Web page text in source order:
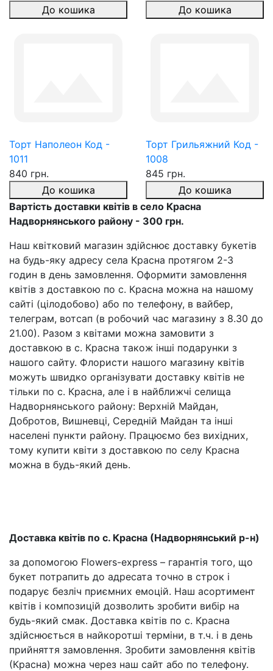
До кошика
До кошика
Торт Наполеон Код -
1011
840 грн.
До кошика
Торт Грильяжний Код -
1008
845 грн.
До кошика
Вартість доставки квітів в село Красна
Надворнянського району - 300 грн.
Наш квітковий магазин здійснює доставку букетів
на будь-яку адресу села Красна протягом 2-3
годин в день замовлення. Оформити замовлення
квітів з доставкою по с. Красна можна на нашому
сайті (цілодобово) або по телефону, в вайбер,
телеграм, вотсап (в робочий час магазину з 8.30 до
21.00). Разом з квітами можна замовити з
доставкою в с. Красна також інші подарунки з
нашого сайту. Флористи нашого магазину квітів
можуть швидко організувати доставку квітів не
тільки по с. Красна, але і в найближчі селища
Надворнянського району: Верхній Майдан,
Добротов, Вишневці, Середній Майдан та інші
населені пункти району. Працюємо без вихідних,
тому купити квіти з доставкою по селу Красна
можна в будь-який день.
Доставка квітів по с. Красна (Надворнянський р-н)
за допомогою Flowers-express – гарантія того, що
букет потрапить до адресата точно в строк і
подарує безліч приємних емоцій. Наш асортимент
квітів і композицій дозволить зробити вибір на
будь-який смак. Доставка квітів по с. Красна
здійснюється в найкоротші терміни, в т.ч. і в день
прийняття замовлення. Зробити замовлення квітів
(Красна) можна через наш сайт або по телефону.